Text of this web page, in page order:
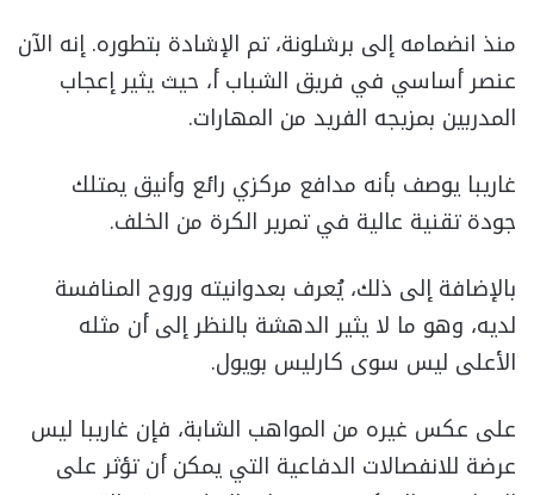
منذ انضمامه إلى برشلونة، تم الإشادة بتطوره. إنه الآن
عنصر أساسي في فريق الشباب أ، حيث يثير إعجاب
المدربين بمزيجه الفريد من المهارات.
غاريبا يوصف بأنه مدافع مركزي رائع وأنيق يمتلك
جودة تقنية عالية في تمرير الكرة من الخلف.
بالإضافة إلى ذلك، يُعرف بعدوانيته وروح المنافسة
لديه، وهو ما لا يثير الدهشة بالنظر إلى أن مثله
الأعلى ليس سوى كارليس بويول.
على عكس غيره من المواهب الشابة، فإن غاريبا ليس
عرضة للانفصالات الدفاعية التي يمكن أن تؤثر على